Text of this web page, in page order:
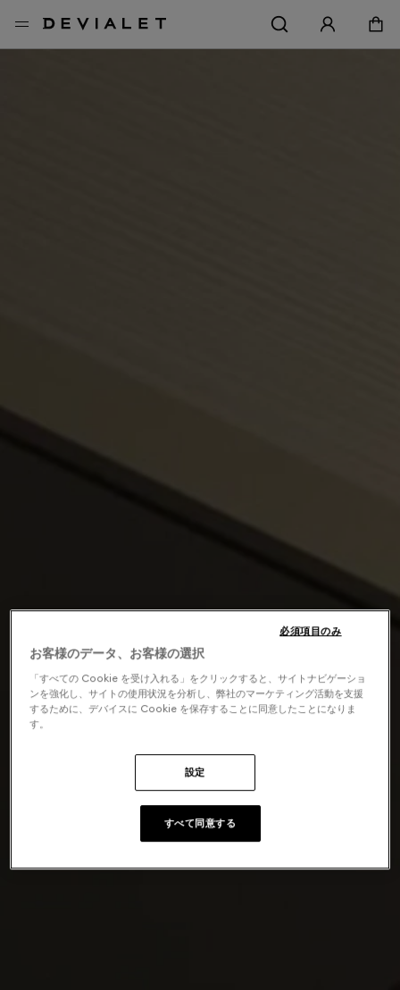
お客様のデータ、お客様の選択
「すべての Cookie を受け入れる」をクリックすると、サイトナビゲーショ
ンを強化し、サイトの使用状況を分析し、弊社のマーケティング活動を支援
するために、デバイスに Cookie を保存することに同意したことになりま
す。
設定
必須項目のみ
すべて同意する